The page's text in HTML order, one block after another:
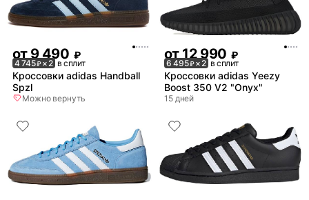
от9 490 ₽
4 745₽× 2 в сплит
Кроссовки adidas Handball
Spzl
Можно вернуть
от12 990 ₽
6 495₽× 2 в сплит
Кроссовки adidas Yeezy
Boost 350 V2 "Onyx"
15 дней